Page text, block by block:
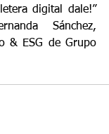
digital dale!”
Sánchez,
& ESG de Grupo